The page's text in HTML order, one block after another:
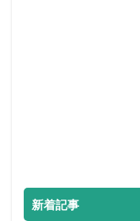
新着記事